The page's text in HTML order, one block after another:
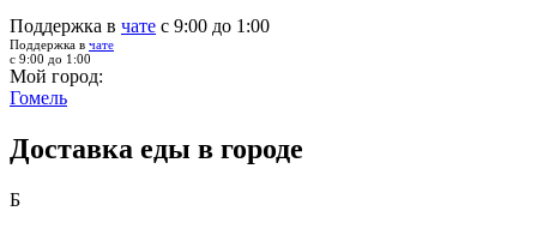
Поддержка в чате с 9:00 до 1:00
Поддержка в чате
с 9:00 до 1:00
Мой город:
Гомель
Доставка еды в городе
Б